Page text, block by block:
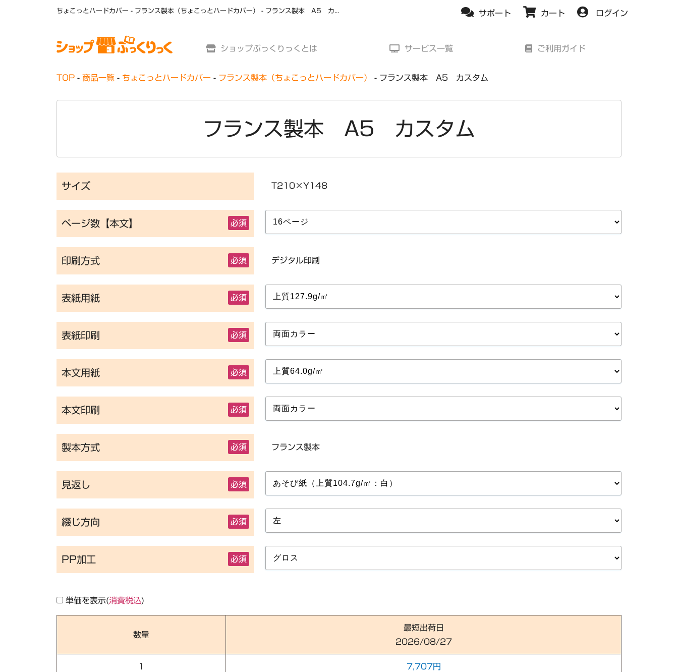
ちょこっとハードカバー - フランス製本（ちょこっとハードカバー） - フランス製本 A5 カスタム | 少部数専門の冊子印刷ポータルサイト ログイン
ショップぶっくりっくとは サービス一覧 ご利用ガイド
TOP 商品一覧 ちょこっとハードカバー フランス製本（ちょこっとハードカバー） フランス製本 A5 カスタム
フランス製本 A5 カスタム
サイズ T210×Y148
ページ数【本文】 必須
印刷方式 必須 デジタル印刷
表紙用紙 必須
表紙印刷 必須
本文用紙 必須
本文印刷 必須
製本方式 必須 フランス製本
見返し 必須
綴じ方向 必須
PP加工 必須
単価を表示(消費税込)
数量
最短出荷日
2026/08/27
1 7,707円